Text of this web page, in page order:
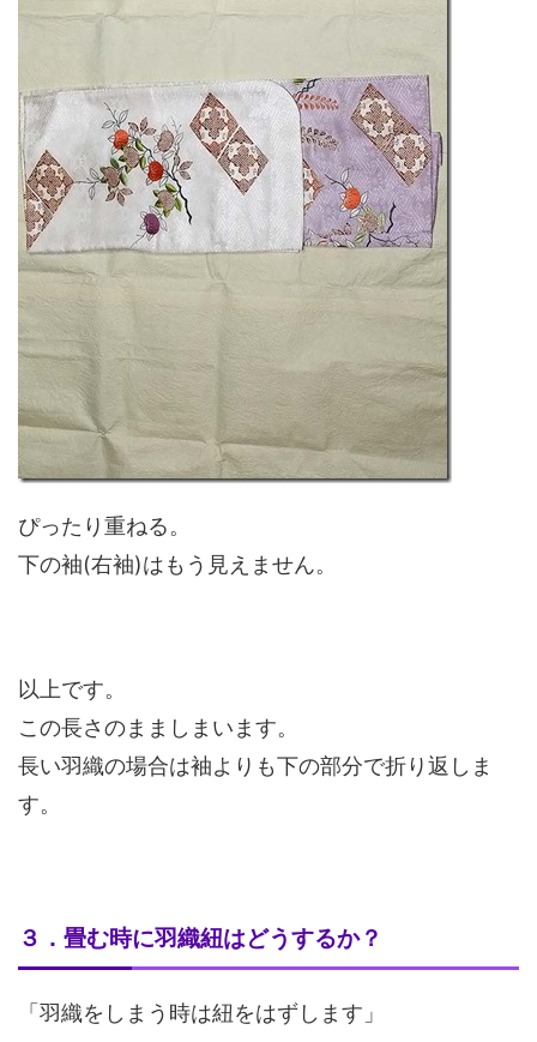
ぴったり重ねる。
下の袖(右袖)はもう見えません。
以上です。
この長さのまましまいます。
長い羽織の場合は袖よりも下の部分で折り返しま
す。
３．畳む時に羽織紐はどうするか？
「羽織をしまう時は紐をはずします」